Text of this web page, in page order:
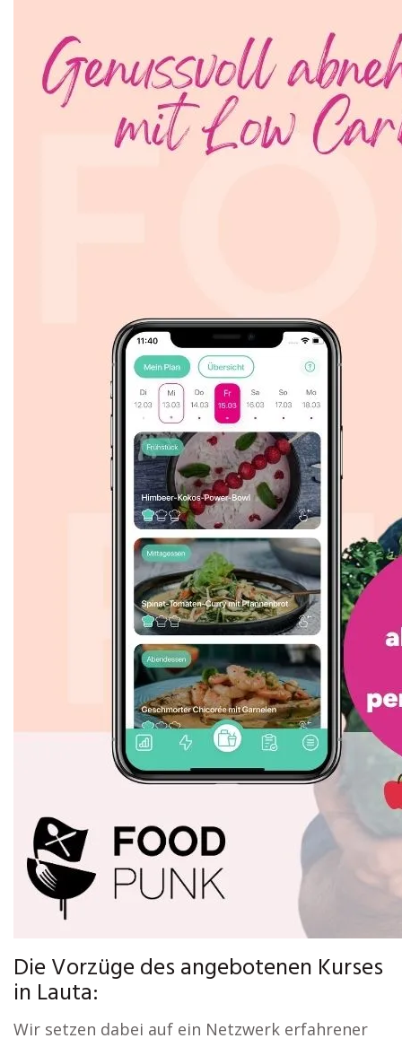
Die Vorzüge des angebotenen Kurses
in Lauta:
Wir setzen dabei auf ein Netzwerk erfahrener